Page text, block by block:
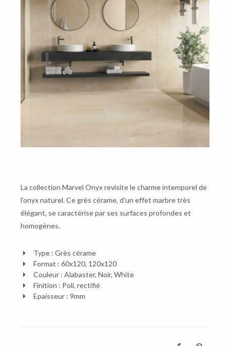
La collection Marvel Onyx revisite le charme intemporel de
l’onyx naturel. Ce grès cérame, d’un effet marbre très
élégant, se caractérise par ses surfaces profondes et
homogènes.
Type : Grès cérame
Format : 60x120, 120x120
Couleur : Alabaster, Noir, White
Finition : Poli, rectifié
Epaisseur : 9mm